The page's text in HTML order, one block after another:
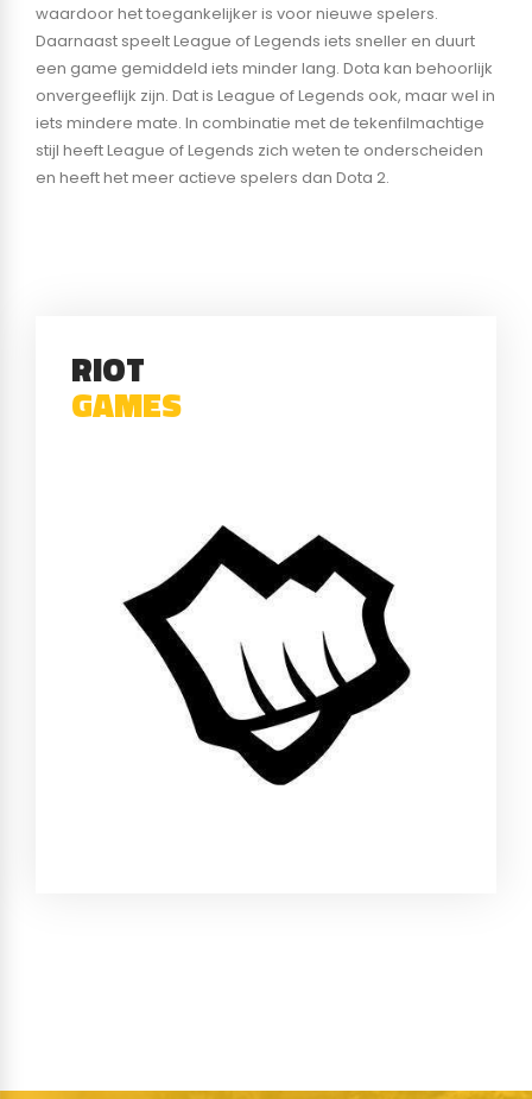
waardoor het toegankelijker is voor nieuwe spelers.
Daarnaast speelt League of Legends iets sneller en duurt
een game gemiddeld iets minder lang. Dota kan behoorlijk
onvergeeflijk zijn. Dat is League of Legends ook, maar wel in
iets mindere mate. In combinatie met de tekenfilmachtige
stijl heeft League of Legends zich weten te onderscheiden
en heeft het meer actieve spelers dan Dota 2.
RIOT
GAMES